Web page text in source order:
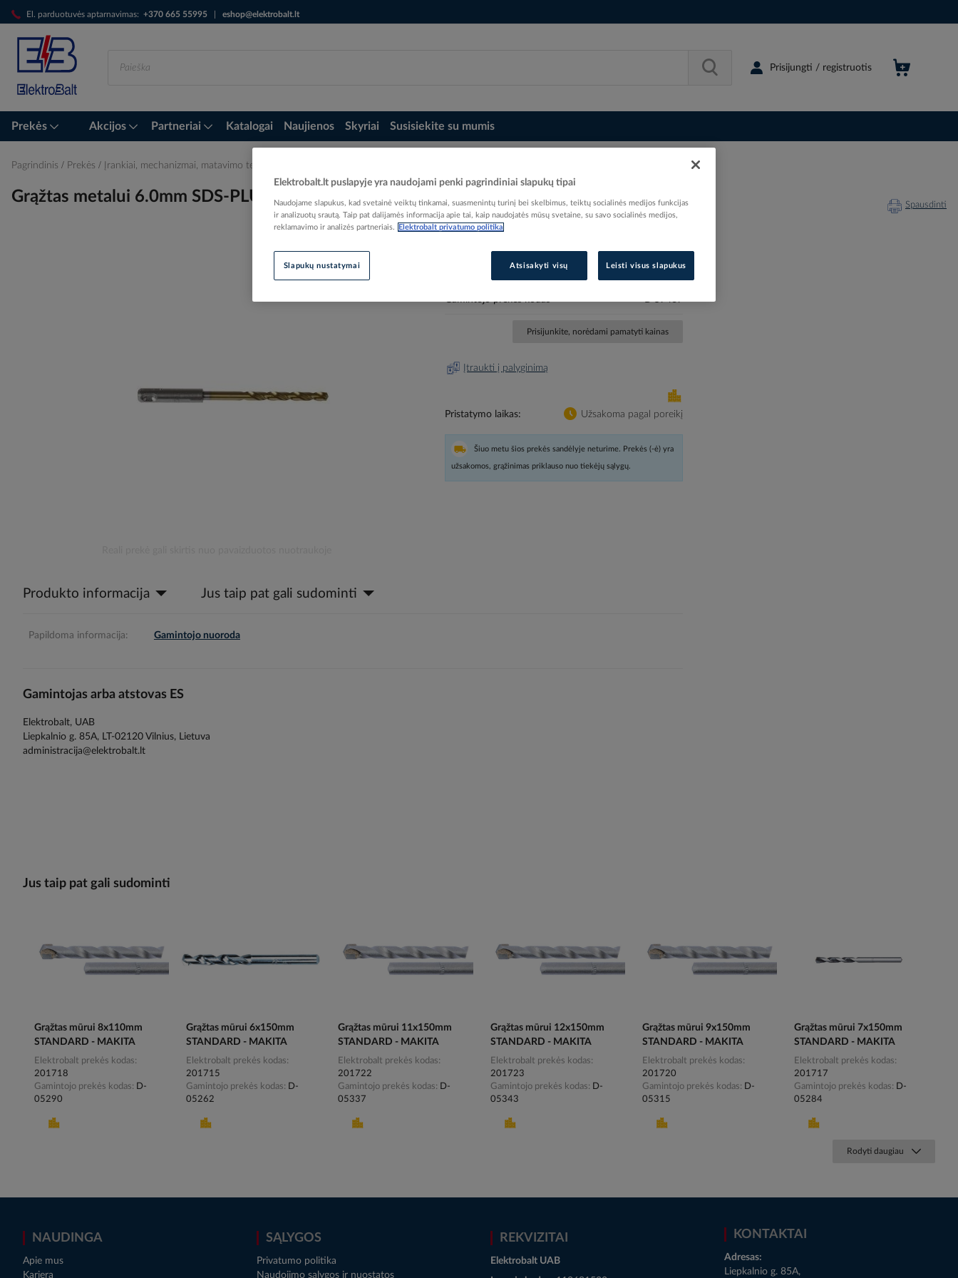
El. parduotuvės aptarnavimas: +370 665 55995 eshop@elektrobalt.lt
Skip
to
Content
Prisijungti / registruotis
Prekės Akcijos Partneriai Katalogai Naujienos Skyriai Susisiekite su mumis
Pagrindinis Prekės Įrankiai, mechanizmai, matavimo technika
Grąžtas metalui 6.0mm SDS-PLUS HSS - MAKITA Spausdinti
beginning
images
Gamintojo prekės kodas
B-57467
Prisijunkite, norėdami pamatyti kainas
Įtraukti į palyginimą
Pristatymo laikas Užsakoma pagal poreikį
Šiuo metu šios prekės sandėlyje neturime. Prekės (-ė) yra
užsakomos, grąžinimas priklauso nuo tiekėjų sąlygų.
Produkto informacija Jus taip pat gali sudominti
Papildoma informacija: Gamintojo nuoroda
Gamintojas arba atstovas ES
Elektrobalt, UAB
Liepkalnio g. 85A, LT-02120 Vilnius, Lietuva
administracija@elektrobalt.lt
Jus taip pat gali sudominti
Grąžtas mūrui 8x110mm
STANDARD - MAKITA
Elektrobalt prekės kodas
201718
Gamintojo prekės kodas
D-
05290
Grąžtas mūrui 6x150mm
STANDARD - MAKITA
Elektrobalt prekės kodas
201715
Gamintojo prekės kodas
D-
05262
Grąžtas mūrui 11x150mm
STANDARD - MAKITA
Elektrobalt prekės kodas
201722
Gamintojo prekės kodas
D-
05337
Grąžtas mūrui 12x150mm
STANDARD - MAKITA
Elektrobalt prekės kodas
201723
Gamintojo prekės kodas
D-
05343
Grąžtas mūrui 9x150mm
STANDARD - MAKITA
Elektrobalt prekės kodas
201720
Gamintojo prekės kodas
D-
05315
Grąžtas mūrui 7x150mm
STANDARD - MAKITA
Elektrobalt prekės kodas
201717
Gamintojo prekės kodas
D-
05284
Rodyti daugiau
NAUDINGA
Apie mus
Karjera
SĄLYGOS
Privatumo politika
Naudojimo sąlygos ir nuostatos
REKVIZITAI
Elektrobalt UAB
KONTAKTAI
Adresas:
Liepkalnio g. 85A,
Elektrobalt.lt puslapyje yra naudojami penki pagrindiniai slapukų tipai
Naudojame slapukus, kad svetainė veiktų tinkamai, suasmenintų turinį bei skelbimus, teiktų socialinės medijos funkcijas
ir analizuotų srautą. Taip pat dalijamės informacija apie tai, kaip naudojatės mūsų svetaine, su savo socialinės medijos,
reklamavimo ir analizės partneriais.
Elektrobalt privatumo politika
Slapukų nustatymai Atsisakyti visų Leisti visus slapukus